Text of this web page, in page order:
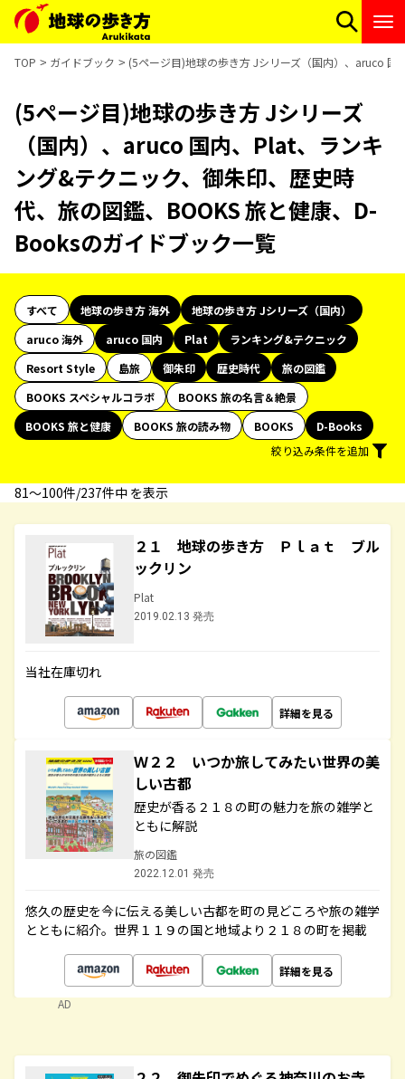
TOP ガイドブック (5ページ目)地球の歩き方 Jシリーズ（国内）、aruco
(5ページ目)地球の歩き方 Jシリーズ
（国内）、aruco 国内、Plat、ランキ
ング&テクニック、御朱印、歴史時
代、旅の図鑑、BOOKS 旅と健康、D-
Booksのガイドブック一覧
すべて 地球の歩き方 海外
地球の歩き方 Jシリーズ（国内）
aruco 海外
aruco 国内 Plat
ランキング&テクニック
Resort Style
島旅 御朱印 歴史時代
旅の図鑑
BOOKS スペシャルコラボ
BOOKS 旅の名言＆絶景
BOOKS 旅と健康
BOOKS 旅の読み物 BOOKS
D-Books
絞り込み条件を追加
81〜100件/237件中 を表示
２１ 地球の歩き方 Ｐｌａｔ ブル
ックリン
Plat
2019.02.13 発売
当社在庫切れ
詳細を見る
Ｗ２２ いつか旅してみたい世界の美
しい古都
歴史が香る２１８の町の魅力を旅の雑学と
ともに解説
旅の図鑑
2022.12.01 発売
悠久の歴史を今に伝える美しい古都を町の見どころや旅の雑学
とともに紹介。世界１１９の国と地域より２１８の町を掲載
詳細を見る
AD